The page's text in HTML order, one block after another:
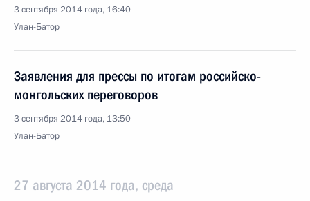
3 сентября 2014 года, 16:40
Улан-Батор
Заявления для прессы по итогам российско-
монгольских переговоров
3 сентября 2014 года, 13:50
Улан-Батор
27 августа 2014 года, среда